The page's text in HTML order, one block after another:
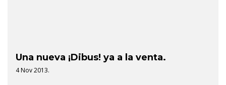
Una nueva ¡Dibus! ya a la venta.
4 Nov 2013.